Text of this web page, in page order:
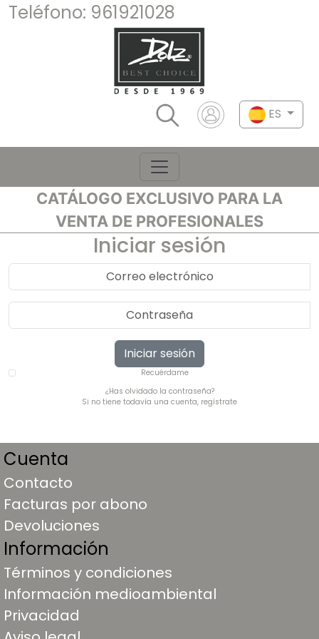
Teléfono: 961921028
ES
CATÁLOGO EXCLUSIVO PARA LA
VENTA DE PROFESIONALES
Iniciar sesión
Iniciar sesión
Recuérdame
¿Has olvidado la contraseña?
Si no tiene todavía una cuenta, regístrate
Cuenta
Contacto
Facturas por abono
Devoluciones
Información
Términos y condiciones
Información medioambiental
Privacidad